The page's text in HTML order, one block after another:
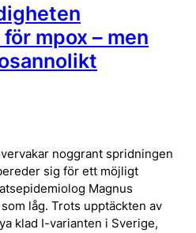
mpox – men
noggrant spridningen
sig för ett möjligt
Magnus
låg. Trots upptäckten av
klad I-varianten i Sverige,